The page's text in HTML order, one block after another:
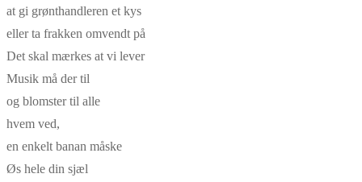
at gi grønthandleren et kys
eller ta frakken omvendt på
Det skal mærkes at vi lever
Musik må der til
og blomster til alle
hvem ved,
en enkelt banan måske
Øs hele din sjæl